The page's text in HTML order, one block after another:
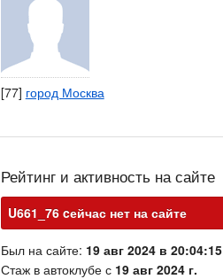
[77] город Москва
Рейтинг и активность на сайте
U661_76 cейчас нет на сайте
Был на сайте: 19 авг 2024 в 20:04:15
Стаж в автоклубе с 19 авг 2024 г.